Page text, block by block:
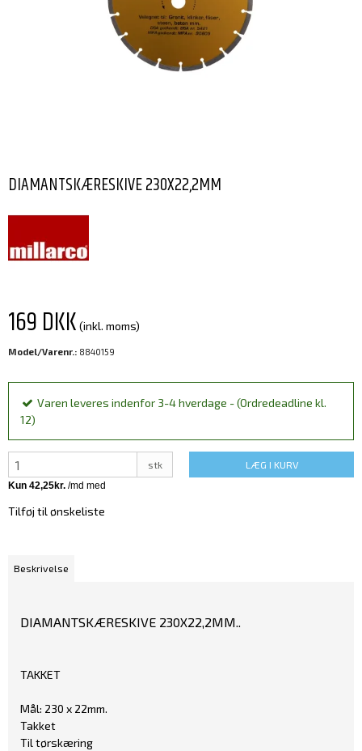
DIAMANTSKÆRESKIVE 230X22,2MM
169 DKK (inkl. moms)
Model/Varenr.: 8840159
Varen leveres indenfor 3-4 hverdage - (Ordredeadline kl.
12)
stk LÆG I KURV
Tilføj til ønskeliste
Beskrivelse
DIAMANTSKÆRESKIVE 230X22,2MM..
TAKKET
Mål: 230 x 22mm.
Takket
Til tørskæring